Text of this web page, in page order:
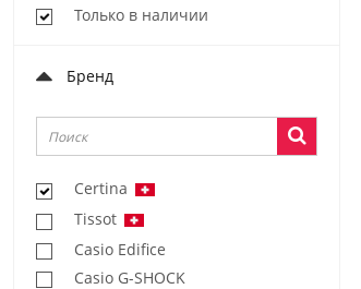
Только в наличии
Бренд
Certina
Tissot
Casio Edifice
Casio G-SHOCK